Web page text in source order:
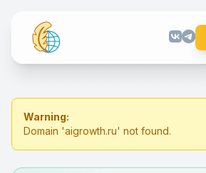
Warning:
Domain 'aigrowth.ru' not found.